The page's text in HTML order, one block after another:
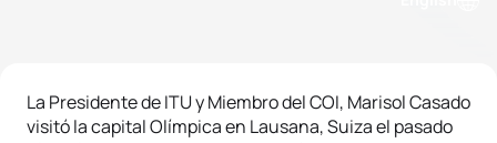
La Presidente de ITU y Miembro del COI, Marisol Casado
visitó la capital Olímpica en Lausana, Suiza el pasado